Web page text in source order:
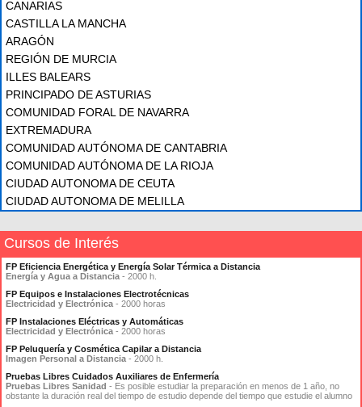
CANARIAS
CASTILLA LA MANCHA
ARAGÓN
REGIÓN DE MURCIA
ILLES BALEARS
PRINCIPADO DE ASTURIAS
COMUNIDAD FORAL DE NAVARRA
EXTREMADURA
COMUNIDAD AUTÓNOMA DE CANTABRIA
COMUNIDAD AUTÓNOMA DE LA RIOJA
CIUDAD AUTONOMA DE CEUTA
CIUDAD AUTONOMA DE MELILLA
Cursos de Interés
FP Eficiencia Energética y Energía Solar Térmica a Distancia
Energía y Agua a Distancia - 2000 h.
FP Equipos e Instalaciones Electrotécnicas
Electricidad y Electrónica - 2000 horas
FP Instalaciones Eléctricas y Automáticas
Electricidad y Electrónica - 2000 horas
FP Peluquería y Cosmética Capilar a Distancia
Imagen Personal a Distancia - 2000 h.
Pruebas Libres Cuidados Auxiliares de Enfermería
Pruebas Libres Sanidad - Es posible estudiar la preparación en menos de 1 año, no
obstante la duración real del tiempo de estudio depende del tiempo que estudie el alumno